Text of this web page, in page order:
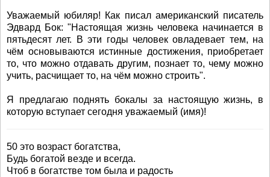
Уважаемый юбиляр! Как писал американский писатель
Эдвард Бок: "Настоящая жизнь человека начинается в
пятьдесят лет. В эти годы человек овладевает тем, на
чём основываются истинные достижения, приобретает
то, что можно отдавать другим, познает то, чему можно
учить, расчищает то, на чём можно строить".
Я предлагаю поднять бокалы за настоящую жизнь, в
которую вступает сегодня уважаемый (имя)!
50 это возраст богатства,
Будь богатой везде и всегда.
Чтоб в богатстве том была и радость